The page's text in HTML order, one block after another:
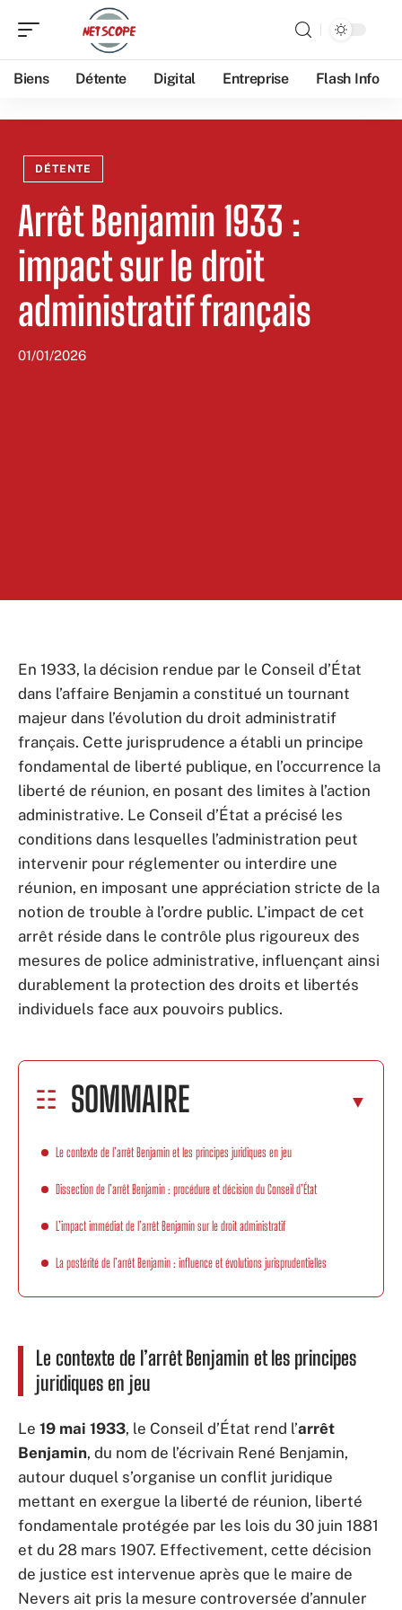
Biens Détente Digital Entreprise Flash Info
DÉTENTE
Arrêt Benjamin 1933 :
impact sur le droit
administratif français
01/01/2026
En 1933, la décision rendue par le Conseil d’État
dans l’affaire Benjamin a constitué un tournant
majeur dans l’évolution du droit administratif
français. Cette jurisprudence a établi un principe
fondamental de liberté publique, en l’occurrence la
liberté de réunion, en posant des limites à l’action
administrative. Le Conseil d’État a précisé les
conditions dans lesquelles l’administration peut
intervenir pour réglementer ou interdire une
réunion, en imposant une appréciation stricte de la
notion de trouble à l’ordre public. L’impact de cet
arrêt réside dans le contrôle plus rigoureux des
mesures de police administrative, influençant ainsi
durablement la protection des droits et libertés
individuels face aux pouvoirs publics.
SOMMAIRE
Le contexte de l’arrêt Benjamin et les principes juridiques en jeu
Dissection de l’arrêt Benjamin : procédure et décision du Conseil d’État
L’impact immédiat de l’arrêt Benjamin sur le droit administratif
La postérité de l’arrêt Benjamin : influence et évolutions jurisprudentielles
Le contexte de l’arrêt Benjamin et les principes
juridiques en jeu
Le 19 mai 1933, le Conseil d’État rend l’arrêt
Benjamin, du nom de l’écrivain René Benjamin,
autour duquel s’organise un conflit juridique
mettant en exergue la liberté de réunion, liberté
fondamentale protégée par les lois du 30 juin 1881
et du 28 mars 1907. Effectivement, cette décision
de justice est intervenue après que le maire de
Nevers ait pris la mesure controversée d’annuler